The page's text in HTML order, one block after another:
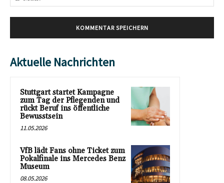
Aktuelle Nachrichten
Stuttgart startet Kampagne
zum Tag der Pflegenden und
rückt Beruf ins öffentliche
Bewusstsein
11.05.2026
VfB lädt Fans ohne Ticket zum
Pokalfinale ins Mercedes Benz
Museum
08.05.2026